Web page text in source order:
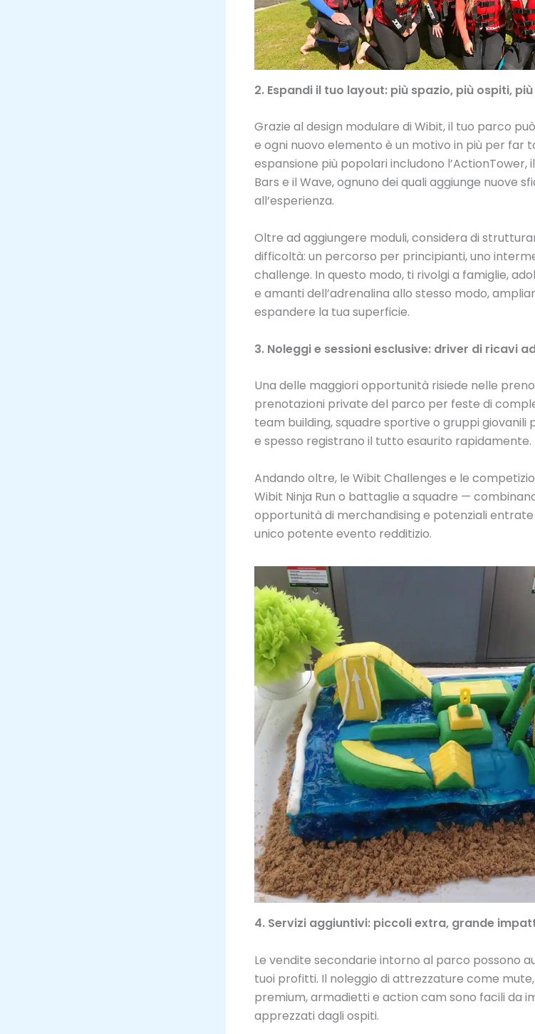
2. Espandi il tuo layout: più spazio, più ospiti,
Grazie al design modulare di Wibit, il tuo parco
e ogni nuovo elemento è un motivo in più per far
espansione più popolari includono l’ActionTower,
Bars e il Wave, ognuno dei quali aggiunge nuove
all’esperienza.
Oltre ad aggiungere moduli, considera di
difficoltà: un percorso per principianti, uno
challenge. In questo modo, ti rivolgi a famiglie,
e amanti dell’adrenalina allo stesso modo,
espandere la tua superficie.
3. Noleggi e sessioni esclusive: driver di ricavi
Una delle maggiori opportunità risiede nelle
prenotazioni private del parco per feste di
team building, squadre sportive o gruppi giovanili
e spesso registrano il tutto esaurito rapidamente.
Andando oltre, le Wibit Challenges e le
Wibit Ninja Run o battaglie a squadre —
opportunità di merchandising e potenziali entrate
unico potente evento redditizio.
4. Servizi aggiuntivi: piccoli extra, grande
Le vendite secondarie intorno al parco possono
tuoi profitti. Il noleggio di attrezzature come
premium, armadietti e action cam sono facili da
apprezzati dagli ospiti.